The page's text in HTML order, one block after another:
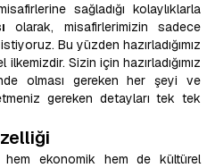
sağladığı kolaylıklarla
olarak, misafirlerimizin sadece
istiyoruz. Bu yüzden hazırladığımız
Sizin için hazırladığımız
olması gereken her şeyi ve
gereken detayları tek tek
hem ekonomik hem de kültürel